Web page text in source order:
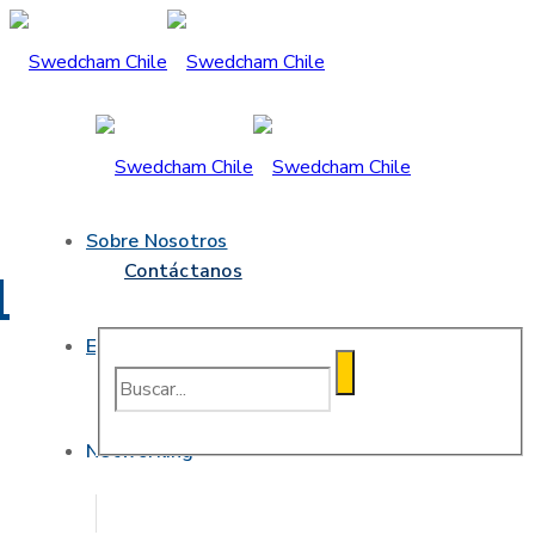
Sobre Nosotros
Eventos
Networking
Contáctanos
Karin